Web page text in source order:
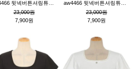
23,000원
7,900원
23,000원
7,900원